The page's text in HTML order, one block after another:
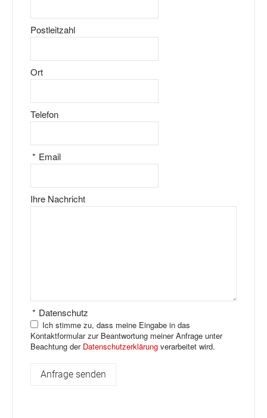
Postleitzahl
Ort
Telefon
Email
*
Ihre Nachricht
Datenschutz
*
Ich stimme zu, dass meine Eingabe in das
Kontaktformular zur Beantwortung meiner Anfrage unter
Beachtung der Datenschutzerklärung verarbeitet wird.